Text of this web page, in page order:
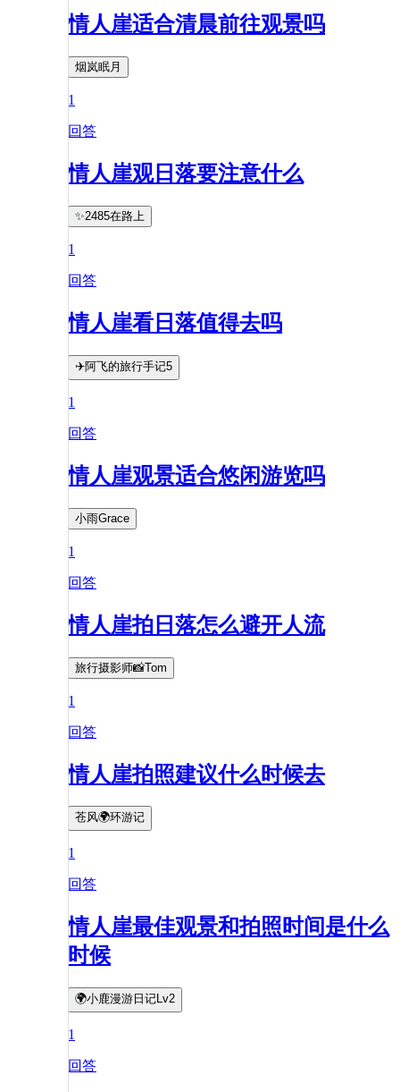
情人崖适合清晨前往观景吗
烟岚眠月
1
回答
情人崖观日落要注意什么
✨2485在路上
1
回答
情人崖看日落值得去吗
✈️阿飞的旅行手记5
1
回答
情人崖观景适合悠闲游览吗
小雨Grace
1
回答
情人崖拍日落怎么避开人流
旅行摄影师📸Tom
1
回答
情人崖拍照建议什么时候去
苍风🌍环游记
1
回答
情人崖最佳观景和拍照时间是什么
时候
🌍小鹿漫游日记Lv2
1
回答